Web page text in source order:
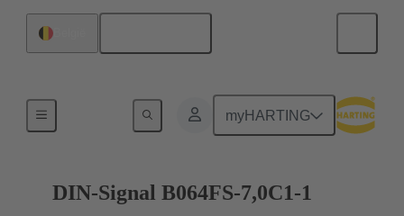
myHARTING
Moederbord naar dochterkaart-aansluiting
DIN-Signal B064FS-7,0C1-1